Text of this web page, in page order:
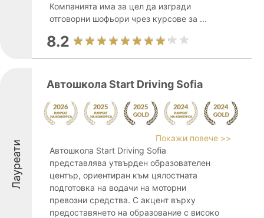
Компанията има за цел да изгради
отговорни шофьори чрез курсове за ...
8.2
Лауреати
Автошкола Start Driving Sofia
Покажи повече >>
Автошкола Start Driving Sofia
представлява утвърден образователен
център, ориентиран към цялостната
подготовка на водачи на моторни
превозни средства. С акцент върху
предоставянето на образование с високо